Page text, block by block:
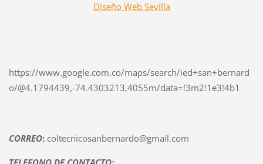
Diseño Web Sevilla
https://www.google.com.co/maps/search/ied+san+bernard
o/@4.1794439,-74.4303213,4055m/data=!3m2!1e3!4b1
CORREO:coltecnicosanbernardo@gmail.com